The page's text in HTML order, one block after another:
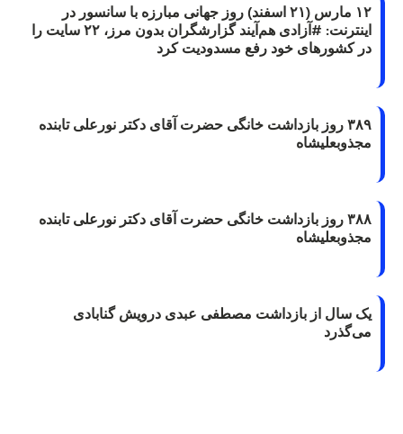
۱۲ مارس (۲۱ اسفند) روز جهانی مبارزه با سانسور در
اینترنت: #آزادی هم‌آیند گزارشگران‌ بدون مرز، ۲۲ سایت را
در کشورهای خود رفع مسدودیت کرد
۳۸۹ روز بازداشت خانگی حضرت آقای دکتر نورعلی تابنده
مجذوبعلیشاه
۳۸۸ روز بازداشت خانگی حضرت آقای دکتر نورعلی تابنده
مجذوبعلیشاه
یک سال از بازداشت مصطفی عبدی درویش گنابادی
می‌گذرد